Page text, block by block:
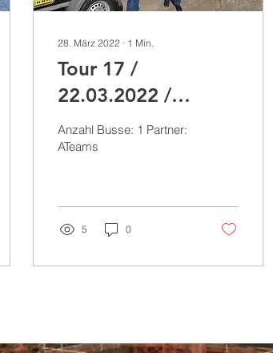
28. März 2022 ∙ 1 Min.
Tour 17 /
22.03.2022 /
Lezajsk, Mircze
(Polen)
Anzahl Busse: 1 Partner:
ATeams
5 0